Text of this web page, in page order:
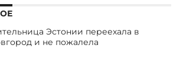
Эстонии переехала в
и не пожалела